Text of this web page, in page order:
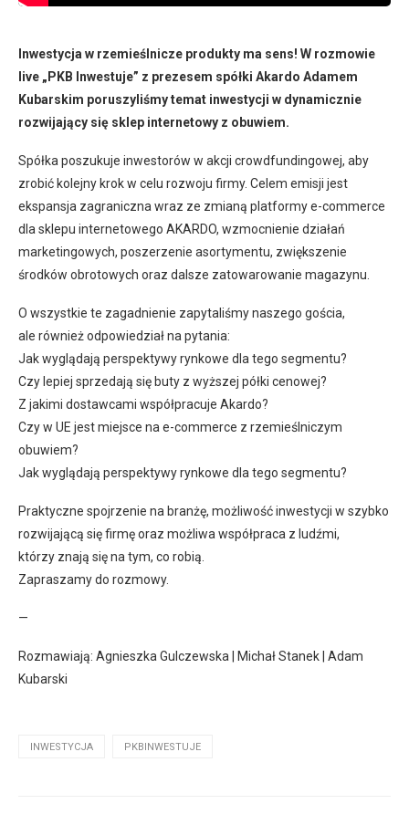
Inwestycja w rzemieślnicze produkty ma sens! W rozmowie
live „PKB Inwestuje” z prezesem spółki Akardo Adamem
Kubarskim poruszyliśmy temat inwestycji w dynamicznie
rozwijający się sklep internetowy z obuwiem.
Spółka poszukuje inwestorów w akcji crowdfundingowej, aby
zrobić kolejny krok w celu rozwoju firmy. Celem emisji jest
ekspansja zagraniczna wraz ze zmianą platformy e-commerce
dla sklepu internetowego AKARDO, wzmocnienie działań
marketingowych, poszerzenie asortymentu, zwiększenie
środków obrotowych oraz dalsze zatowarowanie magazynu.
O wszystkie te zagadnienie zapytaliśmy naszego gościa,
ale również odpowiedział na pytania:
Jak wyglądają perspektywy rynkowe dla tego segmentu?
Czy lepiej sprzedają się buty z wyższej półki cenowej?
Z jakimi dostawcami współpracuje Akardo?
Czy w UE jest miejsce na e-commerce z rzemieślniczym
obuwiem?
Jak wyglądają perspektywy rynkowe dla tego segmentu?
Praktyczne spojrzenie na branżę, możliwość inwestycji w szybko
rozwijającą się firmę oraz możliwa współpraca z ludźmi,
którzy znają się na tym, co robią.
Zapraszamy do rozmowy.
—
Rozmawiają: Agnieszka Gulczewska | Michał Stanek | Adam
Kubarski
INWESTYCJA PKBINWESTUJE